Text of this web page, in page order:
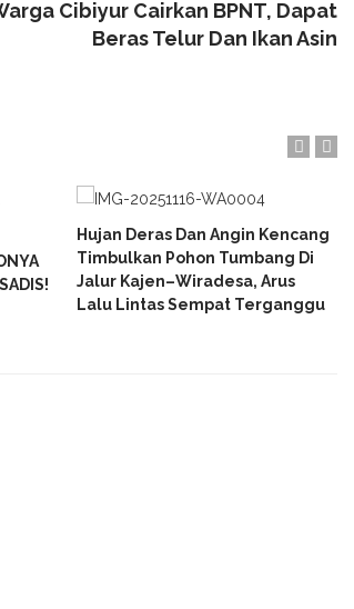
Cibiyur Cairkan BPNT, Dapat
Beras Telur Dan Ikan Asin
Hujan Deras Dan Angin Kencang
Timbulkan Pohon Tumbang Di
Jalur Kajen–Wiradesa, Arus
Lalu Lintas Sempat Terganggu